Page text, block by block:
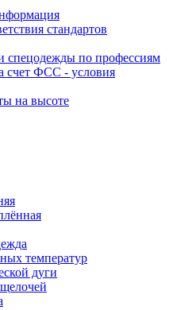
стандартов
спецодежды по профессиям
счет ФСС - условия
на высоте
температур
дуги